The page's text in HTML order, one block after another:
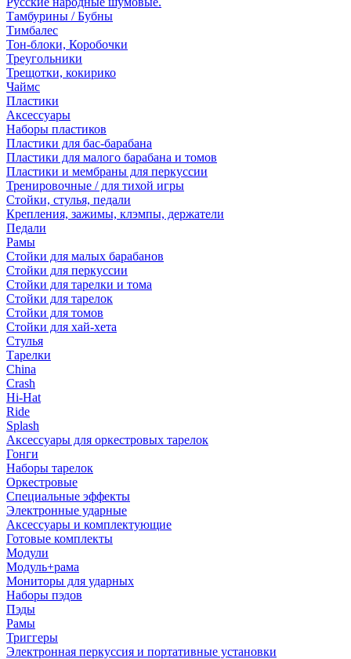
Тамбурины / Бубны
Тимбалес
Тон-блоки, Коробочки
Треугольники
Трещотки, кокирико
Чаймс
Пластики
Аксессуары
Наборы пластиков
Пластики для бас-барабана
Пластики для малого барабана и томов
Пластики и мембраны для перкуссии
Тренировочные / для тихой игры
Стойки, стулья, педали
Крепления, зажимы, клэмпы, держатели
Педали
Рамы
Стойки для малых барабанов
Стойки для перкуссии
Стойки для тарелки и тома
Стойки для тарелок
Стойки для томов
Стойки для хай-хета
Стулья
Тарелки
China
Crash
Hi-Hat
Ride
Splash
Аксессуары для оркестровых тарелок
Гонги
Наборы тарелок
Оркестровые
Специальные эффекты
Электронные ударные
Аксессуары и комплектующие
Готовые комплекты
Модули
Модуль+рама
Мониторы для ударных
Наборы пэдов
Пэды
Рамы
Триггеры
Электронная перкуссия и портативные установки